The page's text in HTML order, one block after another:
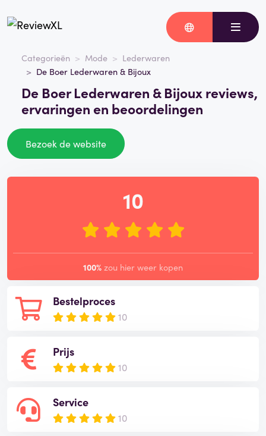
Categorieën Mode
Lederwaren
De Boer Lederwaren & Bijoux
De Boer Lederwaren & Bijoux reviews,
ervaringen en beoordelingen
Bezoek de website
Bestelproces
10
Prijs
10
Service
10
10
100% zou hier weer kopen